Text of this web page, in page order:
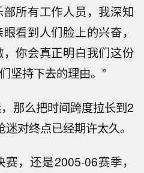
所有工作人员，我深知
看到人们脸上的兴奋，
你会真正明白我们这份
坚持下去的理由。”
那么把时间跨度拉长到2
对终点已经期许太久。
，还是2005-06赛季，